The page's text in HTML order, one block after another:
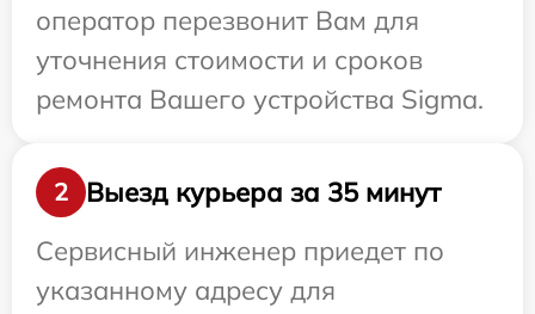
оператор перезвонит Вам для
уточнения стоимости и сроков
ремонта Вашего устройства Sigma.
2
Выезд курьера за 35 минут
Сервисный инженер приедет по
указанному адресу для